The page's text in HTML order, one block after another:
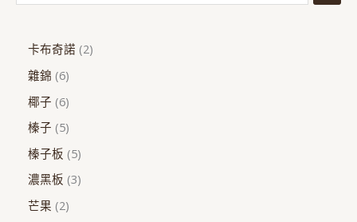
卡布奇諾 2
雜錦 6
椰子 6
榛子 5
榛子板 5
濃黑板 3
芒果 2